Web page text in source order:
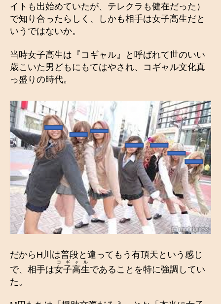
イトも出始めていたが、テレクラも健在だった）
で知り合ったらしく、しかも相手は女子高生だと
いうではないか。
当時女子高生は『コギャル』と呼ばれて世のいい
歳こいた男どもにもてはやされ、コギャル文化真
っ盛りの時代。
だからH川は普段と違ってもう有頂天という感じ
で、相手は女子
コギ
高生
ャル
であることを特に強調してい
た。